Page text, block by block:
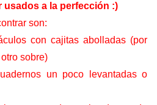
usados a la perfección :)
son:
con cajitas abolladas (por
sobre)
un poco levantadas o